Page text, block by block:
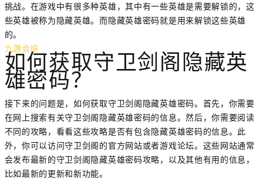
挑战。在游戏中有很多种英雄，其中有一些英雄是需要解锁的，这
些英雄被称为隐藏英雄。而隐藏英雄密码就是用来解锁这些英雄
的。
九游会j9
如何获取守卫剑阁隐藏英
雄密码？
接下来的问题是，如何获取守卫剑阁隐藏英雄密码。首先，你需要
在网上搜索有关守卫剑阁隐藏英雄密码的信息。然后，你需要阅读
不同的攻略，看看这些攻略是否有包含隐藏英雄密码的信息。此
外，你可以访问守卫剑阁的官方网站或者游戏论坛。这些网站通常
会发布最新的守卫剑阁隐藏英雄密码攻略，以及其他有用的信息，
比如最新的更新和新功能。